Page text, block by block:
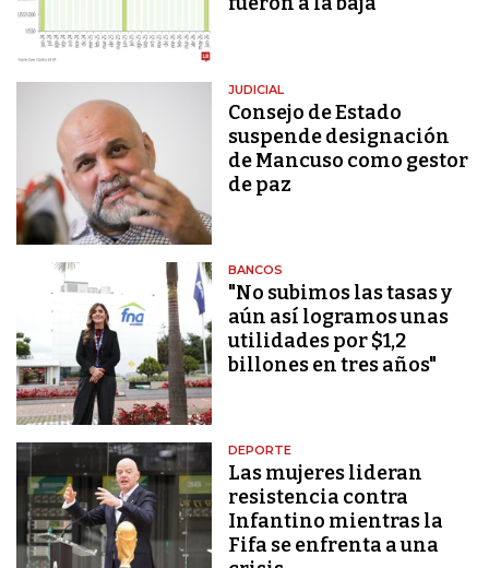
JUDICIAL
Consejo de Estado
suspende designación
de Mancuso como gestor
de paz
BANCOS
"No subimos las tasas y
aún así logramos unas
utilidades por $1,2
billones en tres años"
DEPORTE
Las mujeres lideran
resistencia contra
Infantino mientras la
Fifa se enfrenta a una